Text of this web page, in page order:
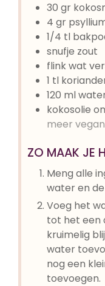
30 gr
4 gr
1/4 tl
snufje zout
flink wat
1 tl
120 ml
kokosolie
meer vegan
ZO MAAK JE
Meng alle
water en
Voeg het
tot het een
kruimelig
water
nog een
toevoegen.